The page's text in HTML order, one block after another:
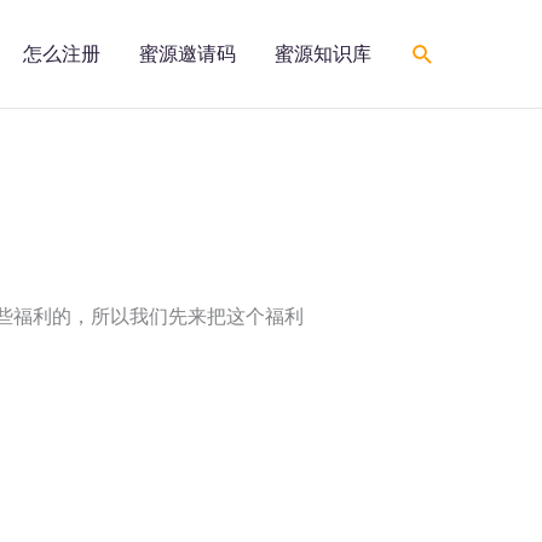
怎么注册 蜜源邀请码 蜜源知识库
搜
利的，所以我们先来把这个福利